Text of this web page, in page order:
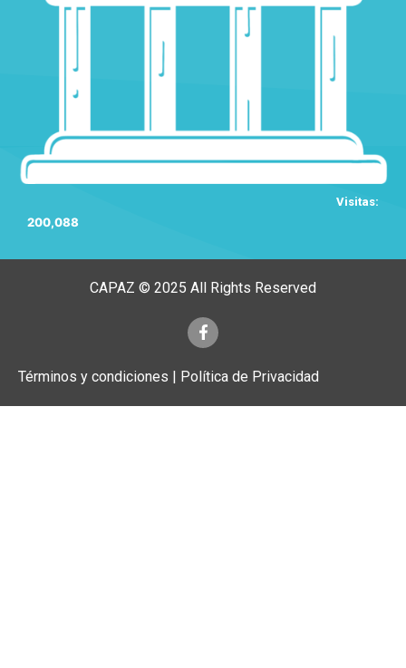
Visitas:
200,088
CAPAZ © 2025 All Rights Reserved
Términos y condiciones | Política de Privacidad